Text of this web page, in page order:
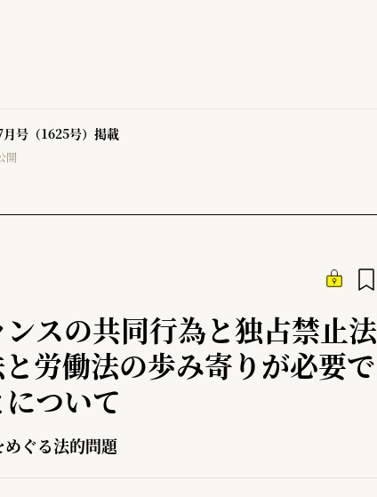
号（1625号）掲載
開
ンスの共同行為と独占禁止法
労働法の歩み寄りが必要で
ついて
ぐる法的問題